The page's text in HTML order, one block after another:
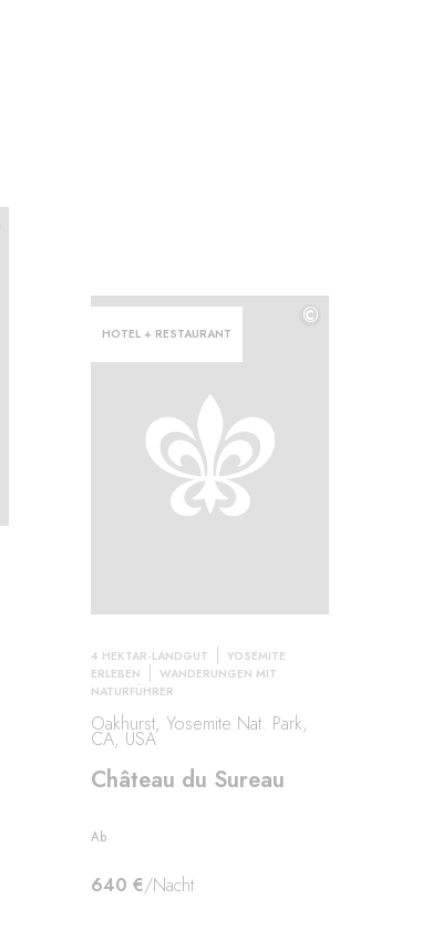
HOTEL + RESTAURANT
©
4 HEKTAR-LANDGUT
YOSEMITE
ERLEBEN
WANDERUNGEN MIT
NATURFÜHRER
Oakhurst, Yosemite Nat. Park,
CA, USA
Château du Sureau
Ab
640 €/Nacht